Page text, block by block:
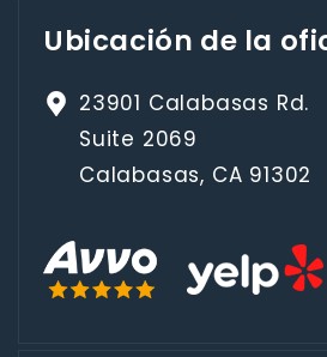
Ubicación de la
23901 Calabasas Rd.
Suite 2069
Calabasas, CA 91302